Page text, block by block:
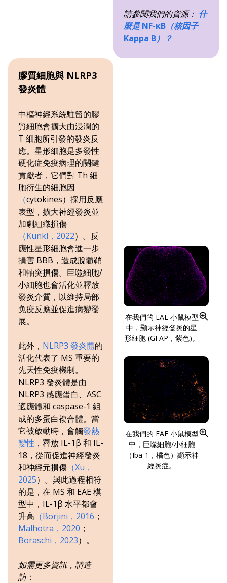
請參閱我們的資源： 什
麼是 NF-κB（核因子
Kappa B）？
膠質細胞與 NLRP3
發炎體
中樞神經系統駐留的膠
質細胞會擴大由浸潤的
T 細胞所引發的發炎反
應。星形細胞是多發性
硬化症免疫病理的關鍵
貢獻者，它們對 Th 細
胞衍生的細胞因
（cytokines）採用反應
表型，擴大神經發炎並
加劇組織損傷
（Kunkl，2022）。反
應性星形細胞會進一步
損害 BBB，造成脫髓鞘
和軸突損傷。巨噬細胞/
小細胞也會活化並釋放
發炎介質，以維持局部
免疫反應並促進病變發
展。
此外， NLRP3 發炎體的
活化代表了 MS 重要的
先天性免疫機制。
NLRP3 發炎體是由
NLRP3 感應蛋白、ASC
適應體和 caspase-1 組
成的多蛋白複合體。當
它被啟動時，會觸發熱
變性 ，釋放 IL-1β 和 IL-
18，從而促進神經發炎
和神經元損傷 （Xu，
2025）。與此過程相符
的是，在 MS 和 EAE 模
型中，IL-1β 水平都會
升高 （Borjini，2016 ；
Malhotra，2020 ；
Boraschi，2023）。
如需更多資訊，請造
訪：
在我們的 EAE 小鼠模型
中，顯示神經發炎的星
形細胞 (GFAP，紫色)。
在我們的 EAE 小鼠模型
中，巨噬細胞/小細胞
（Iba-1，橘色）顯示神
經炎症。